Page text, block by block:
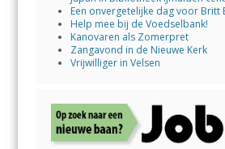
Een onvergetelijke dag voor Britt
Help mee bij de Voedselbank!
Kanovaren als Zomerpret
Zangavond in de Nieuwe Kerk
Vrijwilliger in Velsen